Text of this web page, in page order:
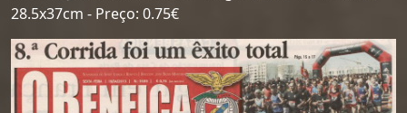
28.5x37cm - Preço: 0.75€